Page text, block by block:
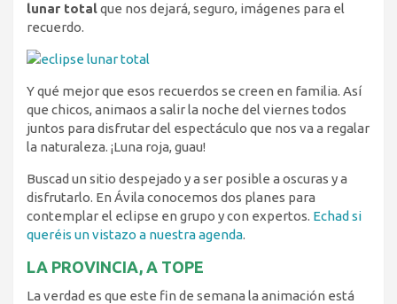
lunar totalque nos dejará, seguro, imágenes para el
recuerdo.
Y qué mejor que esos recuerdos se creen en familia. Así
que chicos, animaos a salir la noche del viernes todos
juntos para disfrutar del espectáculo que nos va a regalar
la naturaleza. ¡Luna roja, guau!
Buscad un sitio despejado y a ser posible a oscuras y a
disfrutarlo. En Ávila conocemos dos planes para
contemplar el eclipse en grupo y con expertos. Echad si
queréis un vistazo a nuestra agenda.
LA PROVINCIA, A TOPE
La verdad es que este fin de semana la animación está